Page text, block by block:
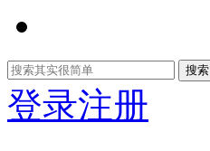
搜索
登录注册